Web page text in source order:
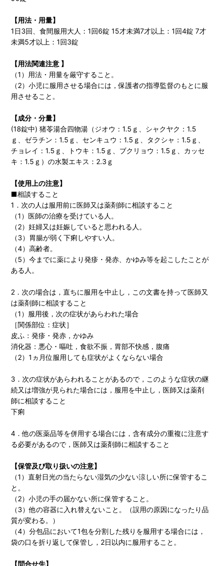
【用法・用量】
1日3回、食間服用大人：1回6錠 15才未満7才以上：1回4錠 7才
未満5才以上：1回3錠
【用法関連注意 】
（1）用法・用量を厳守すること。
（2）小児に服用させる場合には，保護者の指導監督のもとに服
用させること。
【成分・分量】
(18錠中) 猪苓湯合四物湯（ジオウ：1.5ｇ、シャクヤク：1.5
ｇ、ゼラチン：1.5ｇ、センキュウ：1.5ｇ、タクシャ：1.5ｇ、
チョレイ：1.5ｇ、トウキ：1.5ｇ、ブクリョウ：1.5ｇ、カッセ
キ：1.5ｇ）の水製エキス：2.3ｇ
【使用上の注意】
■相談すること
1．次の人は服用前に医師又は薬剤師に相談すること
（1）医師の治療を受けている人。
（2）妊婦又は妊娠していると思われる人。
（3）胃腸が弱く下痢しやすい人。
（4）高齢者。
（5）今までに薬により発疹・発赤、かゆみ等を起こしたことが
ある人。
2．次の場合は，直ちに服用を中止し，この文書を持って医師又
は薬剤師に相談すること
（1）服用後，次の症状があらわれた場合
［関係部位：症状］
皮ふ：発疹・発赤，かゆみ
消化器：悪心・嘔吐，食欲不振，胃部不快感，腹痛
（2）1ヵ月位服用しても症状がよくならない場合
3．次の症状があらわれることがあるので，このような症状の継
続又は増強が見られた場合には，服用を中止し，医師又は薬剤
師に相談すること
下痢
4．他の医薬品等を併用する場合には，含有成分の重複に注意す
る必要があるので，医師又は薬剤師に相談すること
【保管及び取り扱いの注意】
（1）直射日光の当たらない湿気の少ない涼しい所に保管するこ
と。
（2）小児の手の届かない所に保管すること。
（3）他の容器に入れ替えないこと。（誤用の原因になったり品
質が変わる。）
（4）分包品において1包を分割した残りを服用する場合には，
袋の口を折り返して保管し，2日以内に服用すること。
【問合せ先】